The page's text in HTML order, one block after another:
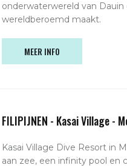
onderwaterwereld van
wereldberoemd maakt.
MEER INFO
FILIPIJNEN - Kasai Village -
Kasai Village Dive Resort in
aan zee, een infinity pool en